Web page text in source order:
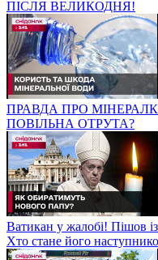
ПІСЛЯ ВЕЛИКОДНЯ!
ПРАВДА ПРО
ПОВІЛЬНА ОТРУТА?
Ватикан у жалобі! Пішов
Хто стане його